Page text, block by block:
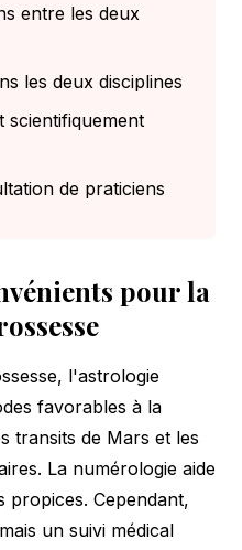
entre les deux
les deux disciplines
scientifiquement
de praticiens
pour la
l'astrologie
favorables à la
transits de Mars et les
La numérologie aide
propices. Cependant,
un suivi médical